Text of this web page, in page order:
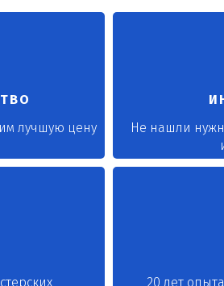
лучшую цену
Не нашли
20 лет